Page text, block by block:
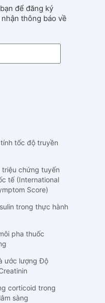
để đăng ký
thông báo về
tốc độ truyền
triệu chứng tuyến
tế (International
Score)
trong thực hành
pha thuốc
ước lượng Độ
corticoid trong
sàng